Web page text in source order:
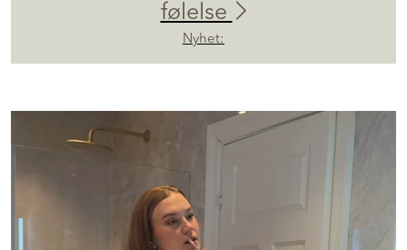
følelse
Nyhet: